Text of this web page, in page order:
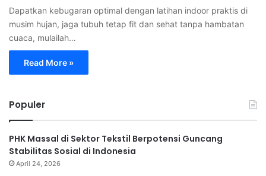
Dapatkan kebugaran optimal dengan latihan indoor praktis di
musim hujan, jaga tubuh tetap fit dan sehat tanpa hambatan
cuaca, mulailah…
Read More »
Populer
PHK Massal di Sektor Tekstil Berpotensi Guncang
Stabilitas Sosial di Indonesia
April 24, 2026